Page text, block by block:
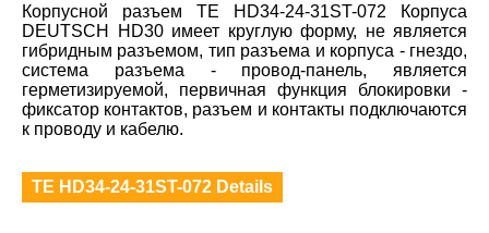
Корпусной разъем TE HD34-24-31ST-072 Корпуса
DEUTSCH HD30 имеет круглую форму, не является
гибридным разъемом, тип разъема и корпуса - гнездо,
система разъема - провод-панель, является
герметизируемой, первичная функция блокировки -
фиксатор контактов, разъем и контакты подключаются
к проводу и кабелю.
TE HD34-24-31ST-072 Details